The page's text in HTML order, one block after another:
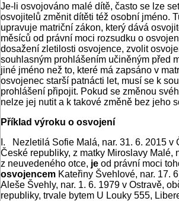
Je-li osvojováno malé dítě, často se lze
osvojitelů změnit dítěti též osobní jméno.
upravuje matriční zákon, který dává
měsíců od právní moci rozsudku o
dosažení zletilosti osvojence, zvolit
souhlasným prohlášením učiněným před
jiné jméno než to, které má zapsáno v
osvojenec starší patnácti let, musí se k
prohlášení připojit. Pokud se změnou
nelze jej nutit a k takové změně bez jeho
Příklad výroku o osvojení
I. Nezletilá Sofie Malá, nar. 31. 6. 2015 v
České republiky, z matky Miroslavy Malé,
z neuvedeného otce, je od právní moci
osvojencem Kateřiny Švehlové, nar. 17.
Aleše Švehly, nar. 1. 6. 1979 v Ostravě,
republiky, trvale bytem U Louky 555,